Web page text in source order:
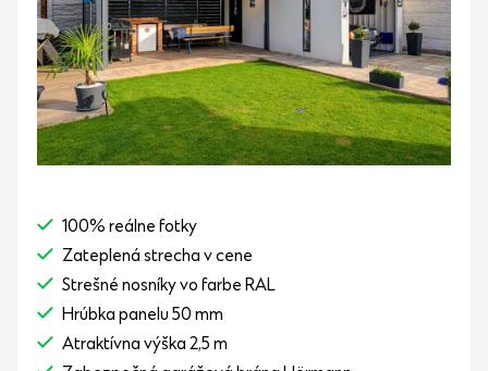
100% reálne fotky
Zateplená strecha v cene
Strešné nosníky vo farbe RAL
Hrúbka panelu 50 mm
Atraktívna výška 2,5 m